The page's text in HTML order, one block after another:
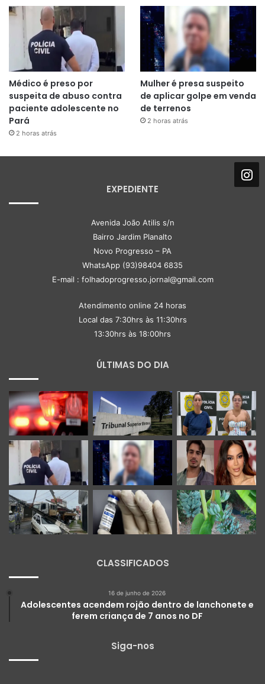
Médico é preso por
suspeita de abuso contra
paciente adolescente no
Pará
2 horas atrás
Mulher é presa suspeito
de aplicar golpe em venda
de terrenos
2 horas atrás
EXPEDIENTE
Avenida João Atilis s/n
Bairro Jardim Planalto
Novo Progresso – PA
WhatsApp (93)98404 6835
E-mail : folhadoprogresso.jornal@gmail.com
Atendimento online 24 horas
Local das 7:30hrs às 11:30hrs
13:30hrs às 18:00hrs
ÚLTIMAS DO DIA
CLASSIFICADOS
16 de junho de 2026
Adolescentes acendem rojão dentro de lanchonete e
ferem criança de 7 anos no DF
Siga-nos